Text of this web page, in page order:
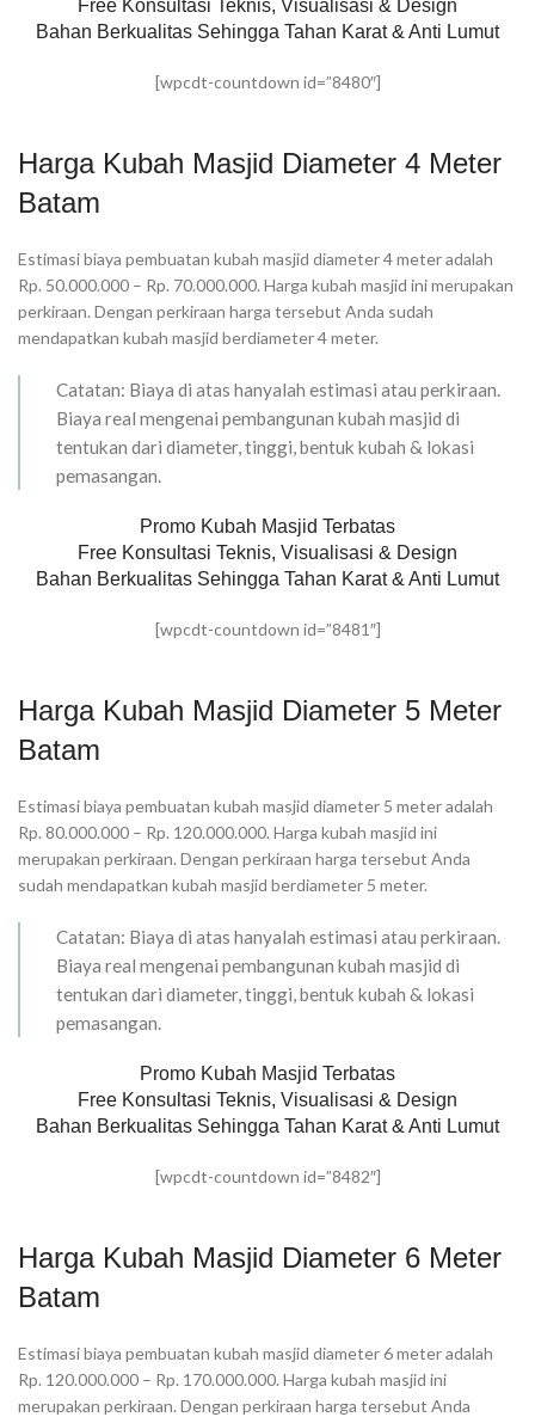
Free Konsultasi Teknis, Visualisasi & Design
Bahan Berkualitas Sehingga Tahan Karat & Anti Lumut
[wpcdt-countdown id=”8480″]
Harga Kubah Masjid Diameter 4 Meter
Batam
Estimasi biaya pembuatan kubah masjid diameter 4 meter adalah
Rp. 50.000.000 – Rp. 70.000.000. Harga kubah masjid ini merupakan
perkiraan. Dengan perkiraan harga tersebut Anda sudah
mendapatkan kubah masjid berdiameter 4 meter.
Catatan: Biaya di atas hanyalah estimasi atau perkiraan.
Biaya real mengenai pembangunan kubah masjid di
tentukan dari diameter, tinggi, bentuk kubah & lokasi
pemasangan.
Promo Kubah Masjid Terbatas
Free Konsultasi Teknis, Visualisasi & Design
Bahan Berkualitas Sehingga Tahan Karat & Anti Lumut
[wpcdt-countdown id=”8481″]
Harga Kubah Masjid Diameter 5 Meter
Batam
Estimasi biaya pembuatan kubah masjid diameter 5 meter adalah
Rp. 80.000.000 – Rp. 120.000.000. Harga kubah masjid ini
merupakan perkiraan. Dengan perkiraan harga tersebut Anda
sudah mendapatkan kubah masjid berdiameter 5 meter.
Catatan: Biaya di atas hanyalah estimasi atau perkiraan.
Biaya real mengenai pembangunan kubah masjid di
tentukan dari diameter, tinggi, bentuk kubah & lokasi
pemasangan.
Promo Kubah Masjid Terbatas
Free Konsultasi Teknis, Visualisasi & Design
Bahan Berkualitas Sehingga Tahan Karat & Anti Lumut
[wpcdt-countdown id=”8482″]
Harga Kubah Masjid Diameter 6 Meter
Batam
Estimasi biaya pembuatan kubah masjid diameter 6 meter adalah
Rp. 120.000.000 – Rp. 170.000.000. Harga kubah masjid ini
merupakan perkiraan. Dengan perkiraan harga tersebut Anda